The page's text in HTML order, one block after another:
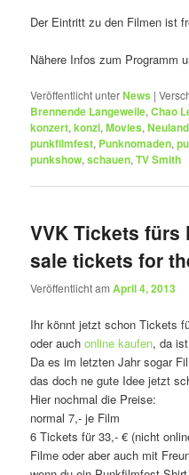
Der Eintritt zu den Filmen ist
Nähere Infos zum Programm
Veröffentlicht unterNews |
Brennende Langeweile,Chao
konzert,konzi,Movies,Neuland
punkfilmfest, Punknomaden,
punkshow,schauen,TV Smith
VVK Tickets fürs
sale tickets for
Veröffentlicht amApril 4, 2013
Ihr könnt jetzt schon Tickets
oder auchonline kaufen, da
Da es im letzten Jahr sogar
das doch ne gute Idee jetzt
Hier nochmal die Preise:
normal 7,- je Film
6 Tickets für 33,- € (nicht
Filme oder aber auch mit